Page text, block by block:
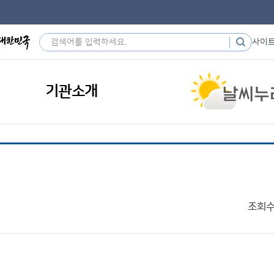
사이
기관소개
조회